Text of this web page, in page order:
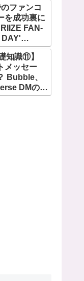
ファンコ
を成功裏に
FAN-
DAY'
』愛
ポート！ ウ
はウンソ
さま反論
？」
知識⑪】
メッセー
Bubble、
DMのや
Kids、